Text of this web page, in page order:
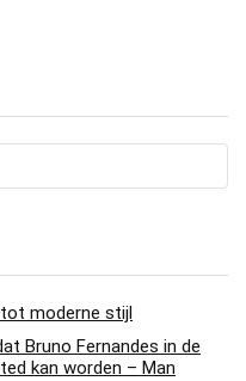
moderne stijl
Bruno Fernandes in de
kan worden – Man